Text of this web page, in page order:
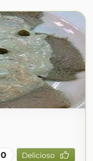
0 Delicioso